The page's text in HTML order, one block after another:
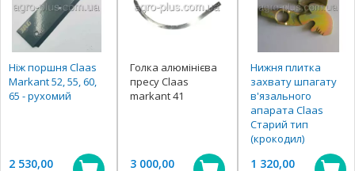
Ніж поршня Claas
Markant 52, 55, 60,
65 - рухомий
2 530,00
Голка алюмінієва
пресу Claas
markant 41
3 000,00
Нижня плитка
захвату шпагату
в'язального
апарата Claas
Старий тип
(крокодил)
1 320,00